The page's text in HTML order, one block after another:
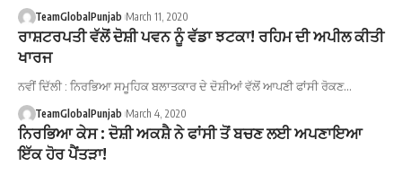
TeamGlobalPunjab March 11, 2020
ਰਾਸ਼ਟਰਪਤੀ ਵੱਲੋਂ ਦੋਸ਼ੀ ਪਵਨ ਨੂੰ ਵੱਡਾ ਝਟਕਾ! ਰਹਿਮ ਦੀ ਅਪੀਲ ਕੀਤੀ
ਖਾਰਜ
ਨਵੀਂ ਦਿੱਲੀ : ਨਿਰਭਿਆ ਸਮੂਹਿਕ ਬਲਾਤਕਾਰ ਦੇ ਦੋਸ਼ੀਆਂ ਵੱਲੋਂ ਆਪਣੀ ਫਾਂਸੀ ਰੋਕਣ…
TeamGlobalPunjab March 4, 2020
ਨਿਰਭਿਆ ਕੇਸ : ਦੋਸ਼ੀ ਅਕਸ਼ੈ ਨੇ ਫਾਂਸੀ ਤੋਂ ਬਚਣ ਲਈ ਅਪਣਾਇਆ
ਇੱਕ ਹੋਰ ਪੈਂਤੜਾ!